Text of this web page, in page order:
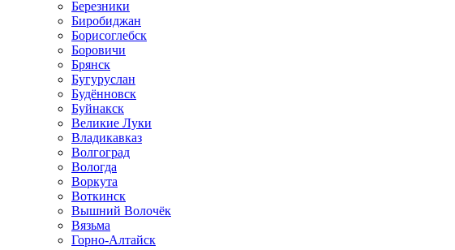
Березники
Биробиджан
Борисоглебск
Боровичи
Брянск
Бугуруслан
Будённовск
Буйнакск
Великие Луки
Владикавказ
Волгоград
Вологда
Воркута
Воткинск
Вышний Волочёк
Вязьма
Горно-Алтайск